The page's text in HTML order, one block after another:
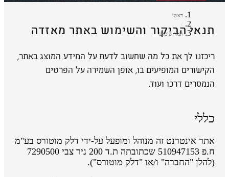
ראשי
תנאי שימוש
תנאי הביקור והשימוש באתר מאזדה
ריכזנו לך את כל מה שחשוב לדעת על המידע המוצג באתר,
הקישורים המופיעים בו, אופן השמירה על הפרטים
הנמסרים דרכו ועוד.
כללי
אתר אינטרנט זה מנוהל ומופעל על-ידי דלק מוטורס בע"מ
ח.פ 510947153 שכתובתה ת.ד 200 ניר צבי 7290500
(להלן "החברה" ו/או "דלק מוטורס").